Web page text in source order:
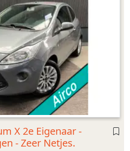
X 2e Eigenaar -
- Zeer Netjes.